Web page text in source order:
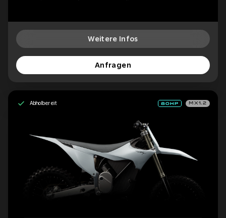
Weitere Infos
Anfragen
Abholbereit MX1.2